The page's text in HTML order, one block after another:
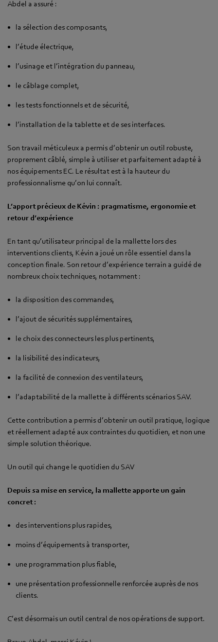
Abdel a assuré :
la sélection des composants,
l’étude électrique,
l’usinage et l’intégration du panneau,
le câblage complet,
les tests fonctionnels et de sécurité,
l’installation de la tablette et de ses interfaces.
Son travail méticuleux a permis d’obtenir un outil robuste,
proprement câblé, simple à utiliser et parfaitement adapté à
nos équipements EC. Le résultat est à la hauteur du
professionnalisme qu’on lui connaît.
L’apport précieux de Kévin : pragmatisme, ergonomie et
retour d’expérience
En tant qu’utilisateur principal de la mallette lors des
interventions clients, Kévin a joué un rôle essentiel dans la
conception finale. Son retour d’expérience terrain a guidé de
nombreux choix techniques, notamment :
la disposition des commandes,
l’ajout de sécurités supplémentaires,
le choix des connecteurs les plus pertinents,
la lisibilité des indicateurs,
la facilité de connexion des ventilateurs,
l’adaptabilité de la mallette à différents scénarios SAV.
Cette contribution a permis d’obtenir un outil pratique, logique
et réellement adapté aux contraintes du quotidien, et non une
simple solution théorique.
Un outil qui change le quotidien du SAV
Depuis sa mise en service, la mallette apporte un gain
concret :
des interventions plus rapides,
moins d’équipements à transporter,
une programmation plus fiable,
une présentation professionnelle renforcée auprès de nos
clients.
C’est désormais un outil central de nos opérations de support.